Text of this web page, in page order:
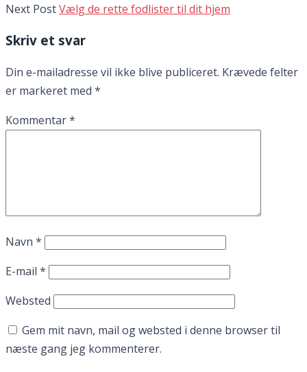
Next PostVælg de rette fodlister til dit hjem
Skriv et svar
Din e-mailadresse vil ikke blive publiceret. Krævede felter
er markeret med *
Kommentar*
Navn *
E-mail *
Websted
Gem mit navn, mail og websted i denne browser til
næste gang jeg kommenterer.